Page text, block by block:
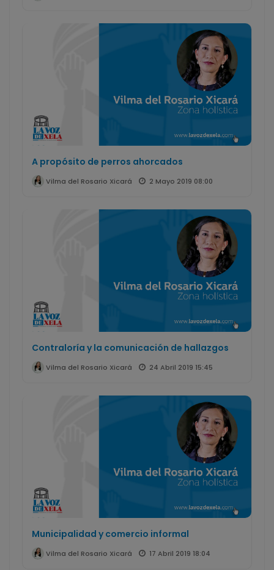
A propósito de perros ahorcados
Vilma del Rosario Xicará 2 Mayo 2019 08:00
Contraloría y la comunicación de hallazgos
Vilma del Rosario Xicará 24 Abril 2019 15:45
Municipalidad y comercio informal
Vilma del Rosario Xicará 17 Abril 2019 18:04